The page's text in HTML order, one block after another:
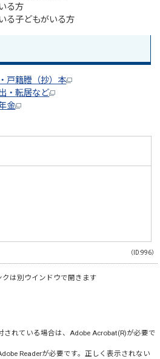
る方
る子どもがいる方
戸籍謄（抄）本
・転居など
金
（ID:996）
は別ウインドウで開きます
されている場合は、Adobe Acrobat(R)が必要で
Readerが必要です。正しく表示されない